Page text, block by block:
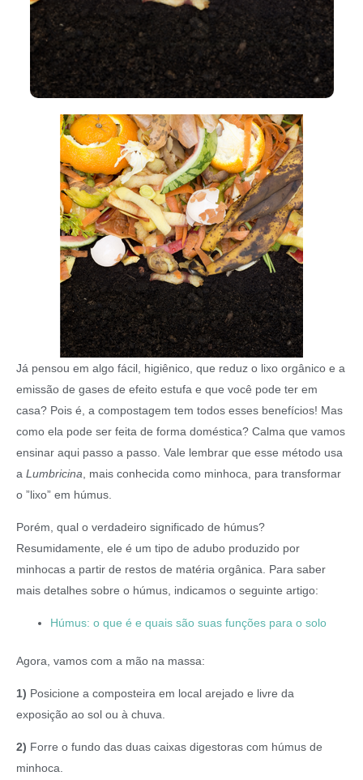
Já pensou em algo fácil, higiênico, que reduz o lixo orgânico e a
emissão de gases de efeito estufa e que você pode ter em
casa? Pois é, a compostagem tem todos esses benefícios! Mas
como ela pode ser feita de forma doméstica? Calma que vamos
ensinar aqui passo a passo. Vale lembrar que esse método usa
a Lumbricina , mais conhecida como minhoca, para transformar
o ”lixo” em húmus.
Porém, qual o verdadeiro significado de húmus?
Resumidamente, ele é um tipo de adubo produzido por
minhocas a partir de restos de matéria orgânica. Para saber
mais detalhes sobre o húmus, indicamos o seguinte artigo:
Húmus: o que é e quais são suas funções para o solo
Agora, vamos com a mão na massa:
1) Posicione a composteira em local arejado e livre da
exposição ao sol ou à chuva.
2) Forre o fundo das duas caixas digestoras com húmus de
minhoca.